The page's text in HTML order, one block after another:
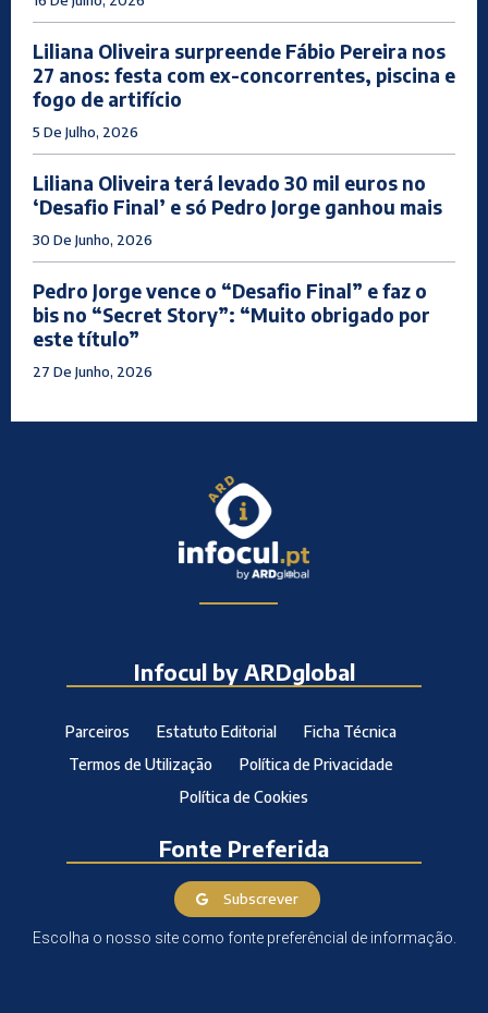
Liliana Oliveira surpreende Fábio Pereira nos
27 anos: festa com ex-concorrentes, piscina e
fogo de artifício
5 De Julho, 2026
Liliana Oliveira terá levado 30 mil euros no
‘Desafio Final’ e só Pedro Jorge ganhou mais
30 De Junho, 2026
Pedro Jorge vence o “Desafio Final” e faz o
bis no “Secret Story”: “Muito obrigado por
este título”
27 De Junho, 2026
Infocul by ARDglobal
Parceiros Estatuto Editorial
Ficha Técnica
Termos de Utilização
Política de Privacidade
Política de Cookies
Fonte Preferida
Subscrever
Escolha o nosso site como fonte preferêncial de informação.